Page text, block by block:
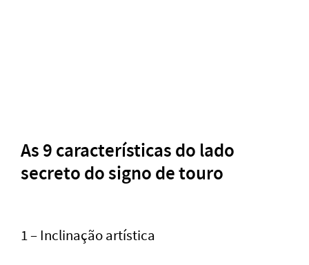
As 9 características do lado
secreto do signo de touro
1 – Inclinação artística